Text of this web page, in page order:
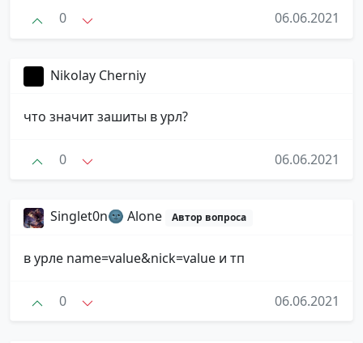
0 06.06.2021
Nikolay Cherniy
что значит зашиты в урл?
0 06.06.2021
Singlet0n🌚 Alone Автор вопроса
в урле name=value&nick=value и тп
0 06.06.2021